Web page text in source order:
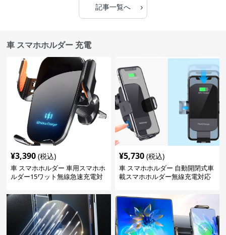
記事一覧へ ›
車 スマホホルダー 充電
¥3,390 (税込)
車 スマホホルダー 車用スマホホ
ルダー15ワット無線急速充電対
¥5,730 (税込)
車 スマホホルダー 自動開閉式車
載スマホホルダー無線充電対応